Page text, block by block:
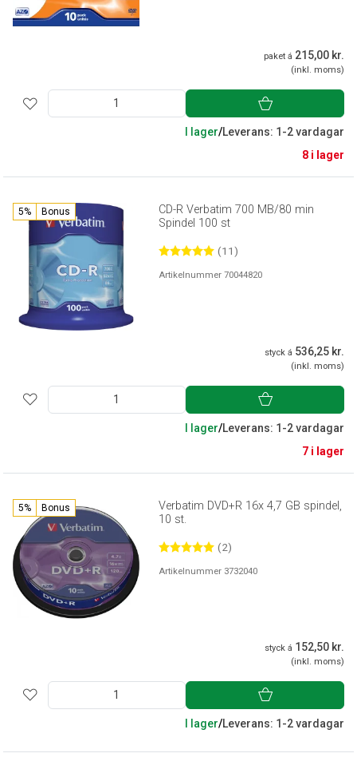
paket á 215,00 kr.
(inkl. moms)
I lager/Leverans: 1-2 vardagar
8 i lager
5% Bonus
CD-R Verbatim 700 MB/80 min
Spindel 100 st
(11)
Artikelnummer 70044820
styck á 536,25 kr.
(inkl. moms)
I lager/Leverans: 1-2 vardagar
7 i lager
5% Bonus
Verbatim DVD+R 16x 4,7 GB spindel,
10 st.
(2)
Artikelnummer 3732040
styck á 152,50 kr.
(inkl. moms)
I lager/Leverans: 1-2 vardagar